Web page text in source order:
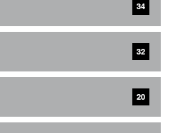
34
32
20